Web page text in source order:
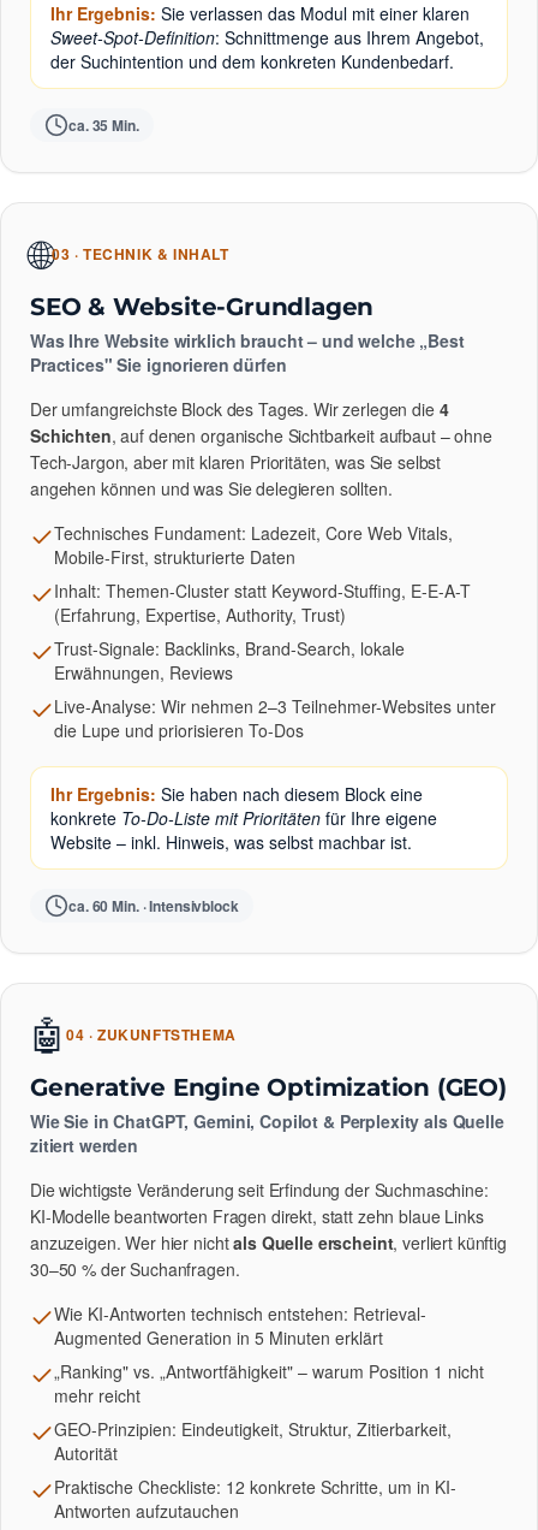
Ihr Ergebnis: Sie verlassen das Modul mit einer klaren
Sweet-Spot-Definition: Schnittmenge aus Ihrem Angebot,
der Suchintention und dem konkreten Kundenbedarf.
ca. 35 Min.
🌐03 · TECHNIK & INHALT
SEO & Website-Grundlagen
Was Ihre Website wirklich braucht – und welche „Best
Practices" Sie ignorieren dürfen
Der umfangreichste Block des Tages. Wir zerlegen die 4
Schichten, auf denen organische Sichtbarkeit aufbaut – ohne
Tech-Jargon, aber mit klaren Prioritäten, was Sie selbst
angehen können und was Sie delegieren sollten.
Technisches Fundament: Ladezeit, Core Web Vitals,
Mobile-First, strukturierte Daten
Inhalt: Themen-Cluster statt Keyword-Stuffing, E-E-A-T
(Erfahrung, Expertise, Authority, Trust)
Trust-Signale: Backlinks, Brand-Search, lokale
Erwähnungen, Reviews
Live-Analyse: Wir nehmen 2–3 Teilnehmer-Websites unter
die Lupe und priorisieren To-Dos
Ihr Ergebnis: Sie haben nach diesem Block eine
konkrete To-Do-Liste mit Prioritäten für Ihre eigene
Website – inkl. Hinweis, was selbst machbar ist.
ca. 60 Min. · Intensivblock
🤖 04 · ZUKUNFTSTHEMA
Generative Engine Optimization (GEO)
Wie Sie in ChatGPT, Gemini, Copilot & Perplexity als Quelle
zitiert werden
Die wichtigste Veränderung seit Erfindung der Suchmaschine:
KI-Modelle beantworten Fragen direkt, statt zehn blaue Links
anzuzeigen. Wer hier nichtals Quelle erscheint, verliert künftig
30–50 % der Suchanfragen.
Wie KI-Antworten technisch entstehen: Retrieval-
Augmented Generation in 5 Minuten erklärt
„Ranking" vs. „Antwortfähigkeit" – warum Position 1 nicht
mehr reicht
GEO-Prinzipien: Eindeutigkeit, Struktur, Zitierbarkeit,
Autorität
Praktische Checkliste: 12 konkrete Schritte, um in KI-
Antworten aufzutauchen